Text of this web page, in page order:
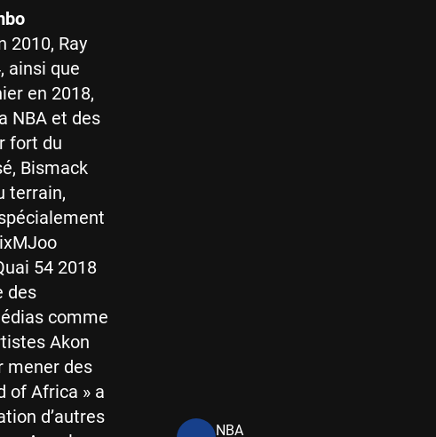
2010, Ray
ainsi que
en 2018,
NBA et des
fort du
Bismack
terrain,
54 2018
des
comme
Akon
mener des
of Africa » a
d’autres
NBA